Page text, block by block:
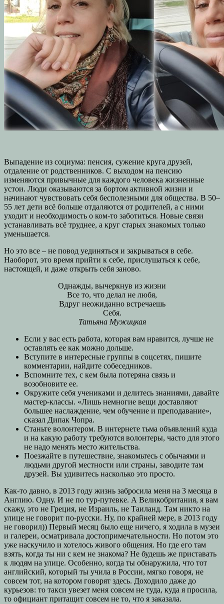
Выпадение из социума: пенсия, сужение круга друзей,
отдаление от родственников. С выходом на пенсию
изменяются привычные для каждого человека жизненные
устои. Люди оказываются за бортом активной жизни и
начинают чувствовать себя бесполезными для общества. В 50–
55 лет дети всё больше отдаляются от родителей, а с ними
уходит и необходимость о ком-то заботиться. Новые связи
устанавливать всё труднее, а круг старых знакомых только
уменьшается.
Но это все – не повод уединяться и закрываться в себе.
Наоборот, это время прийти к себе, прислушаться к себе,
настоящей, и даже открыть себя заново.
Однажды, вычеркнув из жизни
Все то, что делал не любя,
Вдруг неожиданно встречаешь
Себя.
Татьяна Мужицкая
Если у вас есть работа, которая вам нравится, лучше не
оставлять ее как можно дольше.
Вступите в интересные группы в соцсетях, пишите
комментарии, найдите собеседников.
Вспомните тех, с кем была потеряна связь и
возобновите ее.
Окружите себя учениками и делитесь знаниями, давайте
мастер-классы. «Лишь немногие вещи доставляют
большее наслаждение, чем обучение и преподавание»,
сказал Дипак Чопра.
Станьте волонтером. В интернете тьма объявлений куда
и на какую работу требуются волонтеры, часто для этого
не надо менять место жительства.
Поезжайте в путешествие, знакомьтесь с обычаями и
людьми другой местности или страны, заводите там
друзей. Вы удивитесь насколько это просто.
Как-то давно, в 2013 году жизнь забросила меня на 3 месяца в
Англию. Одну. И не по тур-путевке. А Великобритания, я вам
скажу, это не Греция, не Израиль, не Таиланд. Там никто на
улице не говорит по-русски. Ну, по крайней мере, в 2013 году
не говорил)) Первый месяц было еще ничего, я ходила в музеи
и галереи, осматривала достопримечательности. Но потом это
уже наскучило и хотелось живого общения. Но где его там
взять, когда ты ни с кем не знакома? Не будешь же приставать
к людям на улице. Особенно, когда ты обнаружила, что тот
английский, который ты учила в России, мягко говоря, не
совсем тот, на котором говорят здесь. Доходило даже до
курьезов: то такси увезет меня совсем не туда, куда я просила,
то официант притащит совсем не то, что я заказала.